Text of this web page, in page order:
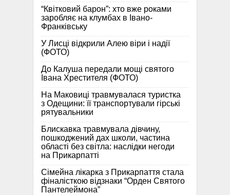
“Квітковий барон”: хто вже роками
заробляє на клумбах в Івано-
Франківську
У Лисці відкрили Алею віри і надії
(ФОТО)
До Калуша передали мощі святого
Івана Хрестителя (ФОТО)
На Маковиці травмувалася туристка
з Одещини: її транспортували гірські
рятувальники
Блискавка травмувала дівчину,
пошкоджений дах школи, частина
області без світла: наслідки негоди
на Прикарпатті
Сімейна лікарка з Прикарпаття стала
фіналісткою відзнаки “Орден Святого
Пантелеймона”